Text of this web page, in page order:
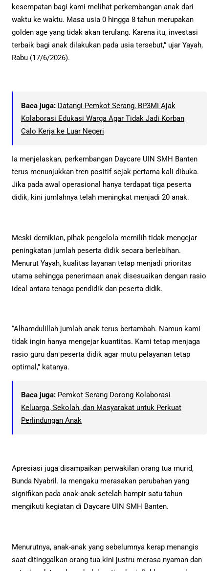
kesempatan bagi kami melihat perkembangan anak dari
waktu ke waktu. Masa usia 0 hingga 8 tahun merupakan
golden age yang tidak akan terulang. Karena itu, investasi
terbaik bagi anak dilakukan pada usia tersebut,” ujar Yayah,
Rabu (17/6/2026).
Baca juga: Datangi Pemkot Serang, BP3MI Ajak
Kolaborasi Edukasi Warga Agar Tidak Jadi Korban
Calo Kerja ke Luar Negeri
Ia menjelaskan, perkembangan Daycare UIN SMH Banten
terus menunjukkan tren positif sejak pertama kali dibuka.
Jika pada awal operasional hanya terdapat tiga peserta
didik, kini jumlahnya telah meningkat menjadi 20 anak.
Meski demikian, pihak pengelola memilih tidak mengejar
peningkatan jumlah peserta didik secara berlebihan.
Menurut Yayah, kualitas layanan tetap menjadi prioritas
utama sehingga penerimaan anak disesuaikan dengan rasio
ideal antara tenaga pendidik dan peserta didik.
“Alhamdulillah jumlah anak terus bertambah. Namun kami
tidak ingin hanya mengejar kuantitas. Kami tetap menjaga
rasio guru dan peserta didik agar mutu pelayanan tetap
optimal,” katanya.
Baca juga: Pemkot Serang Dorong Kolaborasi
Keluarga, Sekolah, dan Masyarakat untuk Perkuat
Perlindungan Anak
Apresiasi juga disampaikan perwakilan orang tua murid,
Bunda Nyabril. Ia mengaku merasakan perubahan yang
signifikan pada anak-anak setelah hampir satu tahun
mengikuti kegiatan di Daycare UIN SMH Banten.
Menurutnya, anak-anak yang sebelumnya kerap menangis
saat ditinggalkan orang tua kini justru merasa nyaman dan